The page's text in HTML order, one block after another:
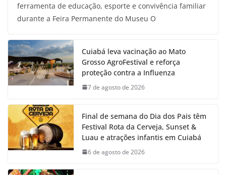
ferramenta de educação, esporte e convivência familiar
durante a Feira Permanente do Museu O
Cuiabá leva vacinação ao Mato
Grosso AgroFestival e reforça
proteção contra a Influenza
7 de agosto de 2026
Final de semana do Dia dos Pais têm
Festival Rota da Cerveja, Sunset &
Luau e atrações infantis em Cuiabá
6 de agosto de 2026